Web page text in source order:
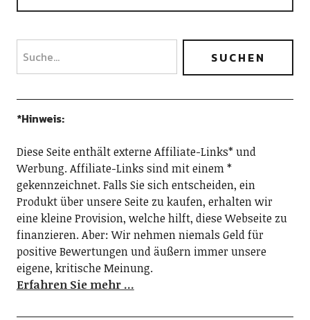
*Hinweis:
Diese Seite enthält externe Affiliate-Links* und
Werbung. Affiliate-Links sind mit einem *
gekennzeichnet. Falls Sie sich entscheiden, ein
Produkt über unsere Seite zu kaufen, erhalten wir
eine kleine Provision, welche hilft, diese Webseite zu
finanzieren. Aber: Wir nehmen niemals Geld für
positive Bewertungen und äußern immer unsere
eigene, kritische Meinung.
Erfahren Sie mehr …